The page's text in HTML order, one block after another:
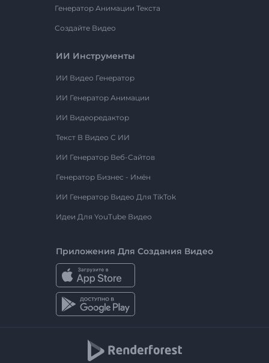
Генератор Анимации Текста
Создайте Видео
ИИ Инструменты
ИИ Видео Генератор
ИИ Генератор Анимации
ИИ Видеоредактор
Текст В Видео С ИИ
ИИ Генератор Веб-Сайтов
Генератор Бизнес - Имён
ИИ Генератор Видео Для TikTok
Идеи Для YouTube Видео
Приложения Для Создания Видео